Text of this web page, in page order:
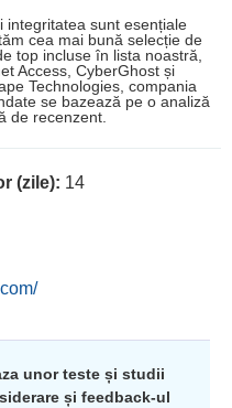
integritatea sunt esențiale
cea mai bună selecție de
top incluse în lista noastră,
Access, CyberGhost și
Technologies, compania
se bazează pe o analiză
de recenzent.
(zile): 14
unor teste și studii
și feedback-ul